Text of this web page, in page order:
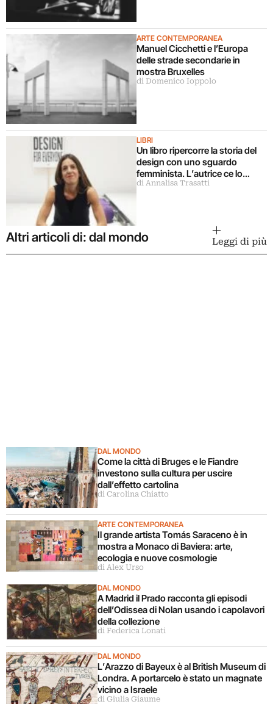
ARTE CONTEMPORANEA
Manuel Cicchetti e l’Europa
delle strade secondarie in
mostra Bruxelles
di Domenico Ioppolo
LIBRI
Un libro ripercorre la storia del
design con uno sguardo
femminista. L’autrice ce lo
racconta
di Annalisa Trasatti
Altri articoli di: dal mondo Leggi di più
DAL MONDO
Come la città di Bruges e le Fiandre
investono sulla cultura per uscire
dall’effetto cartolina
di Carolina Chiatto
ARTE CONTEMPORANEA
Il grande artista Tomás Saraceno è in
mostra a Monaco di Baviera: arte,
ecologia e nuove cosmologie
di Alex Urso
DAL MONDO
A Madrid il Prado racconta gli episodi
dell’Odissea di Nolan usando i capolavori
della collezione
di Federica Lonati
DAL MONDO
L’Arazzo di Bayeux è al British Museum di
Londra. A portarcelo è stato un magnate
vicino a Israele
di Giulia Giaume